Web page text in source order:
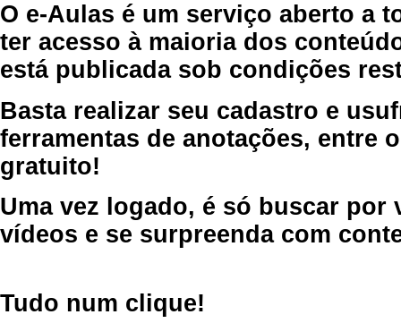
O e-Aulas é um serviço aberto a
ter acesso à maioria dos
está publicada sob condições
Basta realizar seu cadastro e
ferramentas de anotações, entre
gratuito!
Uma vez logado, é só buscar por
vídeos e se surpreenda com
Tudo num clique!